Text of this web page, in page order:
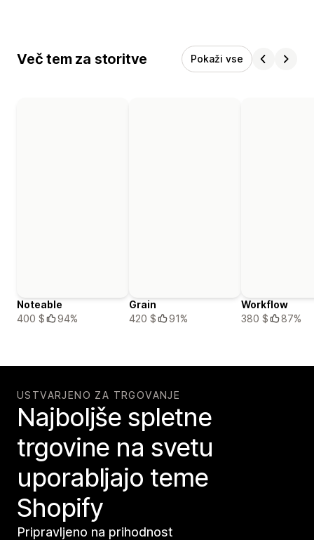
Več tem za storitve Pokaži vse
Noteable
400 $
94%
Grain
420 $
91%
Workflow
380 $
87%
USTVARJENO ZA TRGOVANJE
Najboljše spletne
trgovine na svetu
uporabljajo teme
Shopify
Pripravljeno na prihodnost